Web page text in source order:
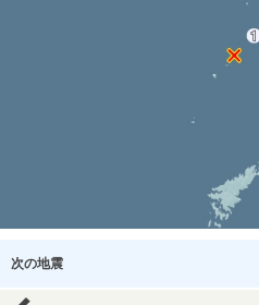
次の地震